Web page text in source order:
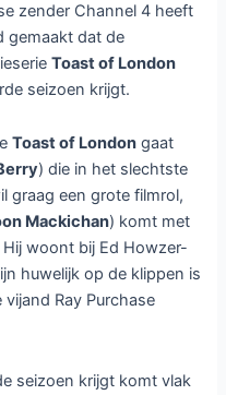
zender Channel 4 heeft
gemaakt dat de
Toast of London
seizoen krijgt.
Toast of London gaat
) die in het slechtste
graag een grote filmrol,
Mackichan) komt met
woont bij Ed Howzer-
huwelijk op de klippen is
Ray Purchase
seizoen krijgt komt vlak